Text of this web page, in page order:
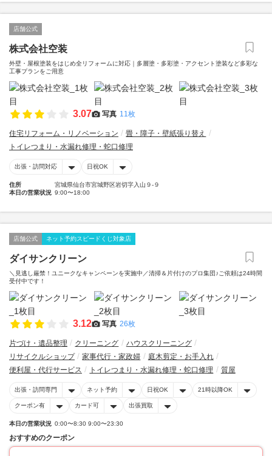
店舗公式
株式会社空装
外壁・屋根塗装をはじめ全リフォームに対応｜多層塗・多彩塗・アクセント塗装など多彩な
工事プランをご用意
3.07 写真 11枚
住宅リフォーム・リノベーション
畳・障子・壁紙張り替え
トイレつまり・水漏れ修理・蛇口修理
出張・訪問対応 日祝OK
住所
宮城県仙台市宮城野区岩切字入山９-９
本日の営業状況 9:00〜18:00
店舗公式 ネット予約スピードくじ対象店
ダイサンクリーン
＼見逃し厳禁！ユニークなキャンペーンを実施中／清掃＆片付けのプロ集団♪ご依頼は24時間
受付中です！
3.12 写真 26枚
片づけ・遺品整理 クリーニング
ハウスクリーニング
リサイクルショップ
家事代行・家政婦
庭木剪定・お手入れ
便利屋・代行サービス
トイレつまり・水漏れ修理・蛇口修理 質屋
出張・訪問専門 ネット予約 日祝OK 21時以降OK
クーポン有 カード可 出張買取
本日の営業状況 0:00〜8:30 9:00〜23:30
おすすめのクーポン